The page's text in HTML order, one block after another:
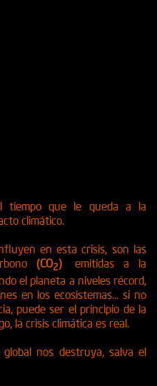
tiempo que le queda a la
climático.
en esta crisis, son las
(CO2) emitidas a la
el planeta a niveles récord,
en los ecosistemas... si no
puede ser el principio de la
la crisis climática es real.
nos destruya, salva el